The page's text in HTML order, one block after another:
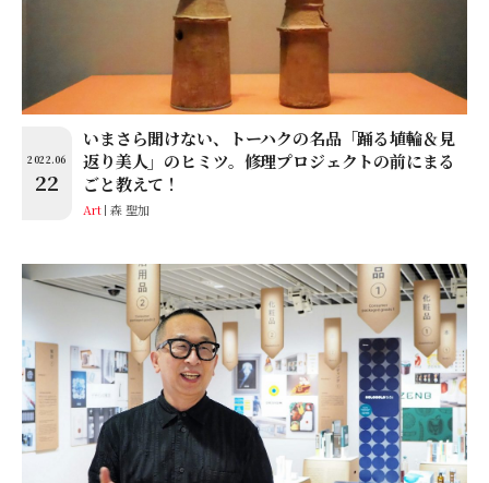
2022.06
22
いまさら聞けない、トーハクの名品「踊る埴輪＆見
返り美人」のヒミツ。修理プロジェクトの前にまる
ごと教えて！
Art 森 聖加